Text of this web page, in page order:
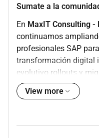
Sumate a la
En MaxIT Consulting -
continuamos
profesionales SAP
transformación digital
evolutivo rollouts y
Argentina
Buscamos
(Warehouse
View more